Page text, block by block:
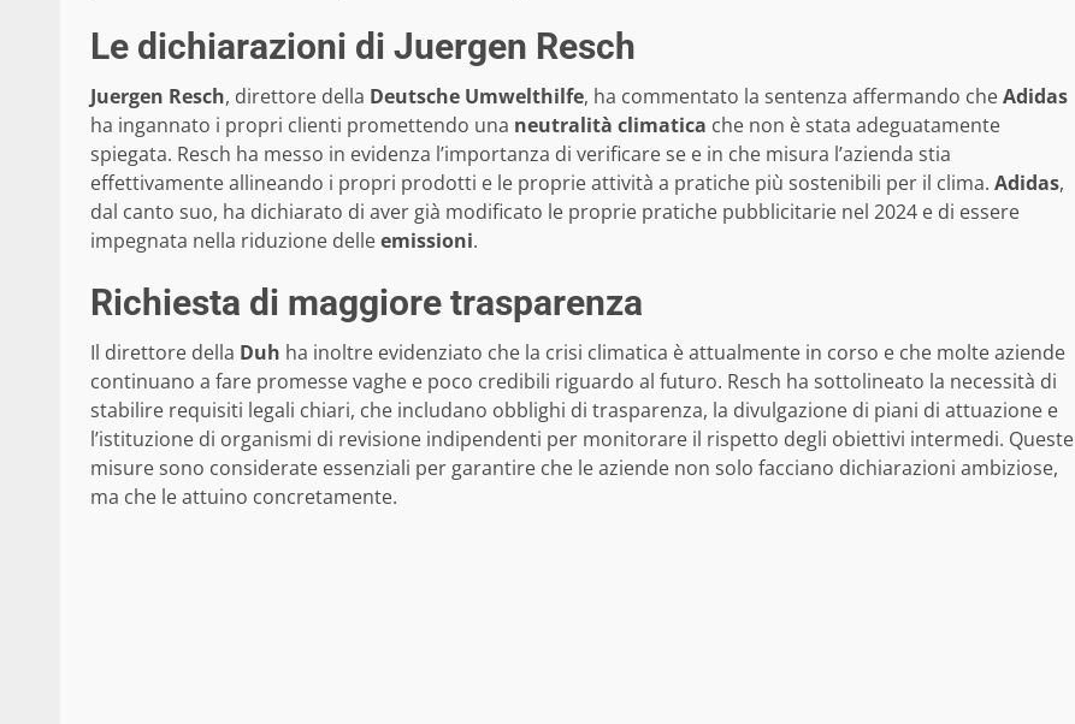
Le dichiarazioni di Juergen Resch
Juergen Resch, direttore della Deutsche Umwelthilfe, ha commentato la sentenza affermando cheAdidas
ha ingannato i propri clienti promettendo una neutralità climatica che non è stata adeguatamente
spiegata. Resch ha messo in evidenza l’importanza di verificare se e in che misura l’azienda stia
effettivamente allineando i propri prodotti e le proprie attività a pratiche più sostenibili per il clima. Adidas,
dal canto suo, ha dichiarato di aver già modificato le proprie pratiche pubblicitarie nel 2024 e di essere
impegnata nella riduzione delleemissioni.
Richiesta di maggiore trasparenza
Il direttore della Duh ha inoltre evidenziato che la crisi climatica è attualmente in corso e che molte aziende
continuano a fare promesse vaghe e poco credibili riguardo al futuro. Resch ha sottolineato la necessità di
stabilire requisiti legali chiari, che includano obblighi di trasparenza, la divulgazione di piani di attuazione e
l’istituzione di organismi di revisione indipendenti per monitorare il rispetto degli obiettivi intermedi. Queste
misure sono considerate essenziali per garantire che le aziende non solo facciano dichiarazioni ambiziose,
ma che le attuino concretamente.